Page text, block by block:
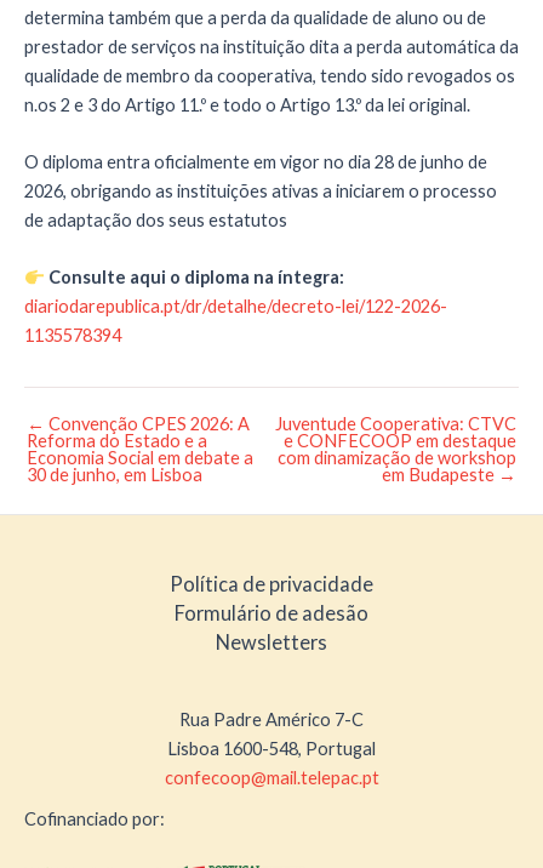
determina também que a perda da qualidade de aluno ou de
prestador de serviços na instituição dita a perda automática da
qualidade de membro da cooperativa, tendo sido revogados os
n.os 2 e 3 do Artigo 11.º e todo o Artigo 13.º da lei original.
O diploma entra oficialmente em vigor no dia 28 de junho de
2026, obrigando as instituições ativas a iniciarem o processo
de adaptação dos seus estatutos
Consulte aqui o diploma na íntegra:
diariodarepublica.pt/dr/detalhe/decreto-lei/122-2026-
1135578394
Post
navigation
← Convenção CPES 2026: A
Reforma do Estado e a
Economia Social em debate a
30 de junho, em Lisboa
Juventude Cooperativa: CTVC
e CONFECOOP em destaque
com dinamização de workshop
em Budapeste →
Política de privacidade
Formulário de adesão
Newsletters
Rua Padre Américo 7-C
Lisboa 1600-548, Portugal
confecoop@mail.telepac.pt
Cofinanciado por: